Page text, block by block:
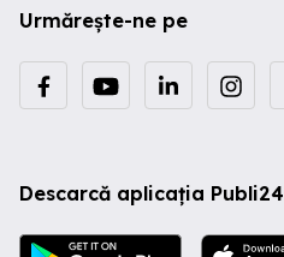
Urmărește-ne pe
Descarcă aplicația Publi24